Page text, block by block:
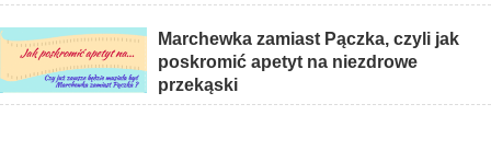
Marchewka zamiast Pączka, czyli jak
poskromić apetyt na niezdrowe
przekąski